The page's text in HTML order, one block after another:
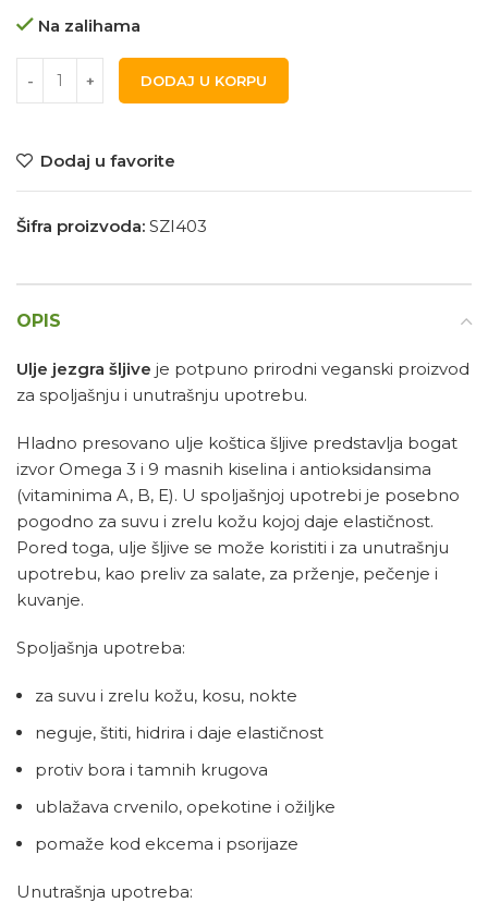
Na zalihama
DODAJ U KORPU
Dodaj u favorite
Šifra proizvoda: SZI403
OPIS
Ulje jezgra šljive je potpuno prirodni veganski proizvod
za spoljašnju i unutrašnju upotrebu.
Hladno presovano ulje koštica šljive predstavlja bogat
izvor Omega 3 i 9 masnih kiselina i antioksidansima
(vitaminima A, B, E). U spoljašnjoj upotrebi je posebno
pogodno za suvu i zrelu kožu kojoj daje elastičnost.
Pored toga, ulje šljive se može koristiti i za unutrašnju
upotrebu, kao preliv za salate, za prženje, pečenje i
kuvanje.
Spoljašnja upotreba:
za suvu i zrelu kožu, kosu, nokte
neguje, štiti, hidrira i daje elastičnost
protiv bora i tamnih krugova
ublažava crvenilo, opekotine i ožiljke
pomaže kod ekcema i psorijaze
Unutrašnja upotreba: